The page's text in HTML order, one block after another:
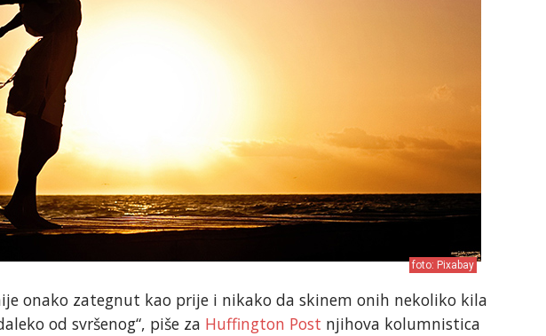
foto: Pixabay
onako zategnut kao prije i nikako da skinem onih nekoliko kila
od svršenog“, piše za Huffington Post njihova kolumnistica